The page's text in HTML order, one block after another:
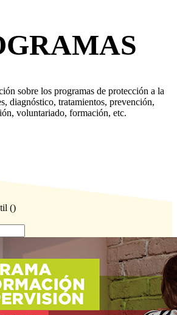
sobre los programas de protección a la
diagnóstico, tratamientos, prevención,
voluntariado, formación, etc.
()